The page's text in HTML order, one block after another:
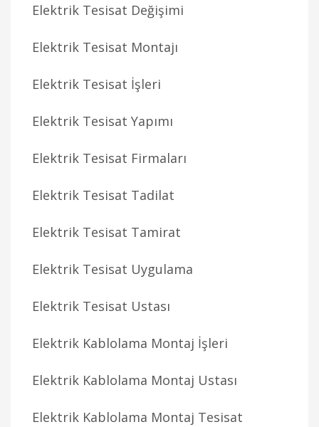
Elektrik Tesisat Değişimi
Elektrik Tesisat Montajı
Elektrik Tesisat İşleri
Elektrik Tesisat Yapımı
Elektrik Tesisat Firmaları
Elektrik Tesisat Tadilat
Elektrik Tesisat Tamirat
Elektrik Tesisat Uygulama
Elektrik Tesisat Ustası
Elektrik Kablolama Montaj İşleri
Elektrik Kablolama Montaj Ustası
Elektrik Kablolama Montaj Tesisat